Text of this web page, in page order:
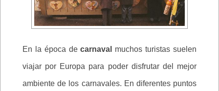
En la época decarnaval muchos turistas suelen
viajar por Europa para poder disfrutar del mejor
ambiente de los carnavales. En diferentes puntos